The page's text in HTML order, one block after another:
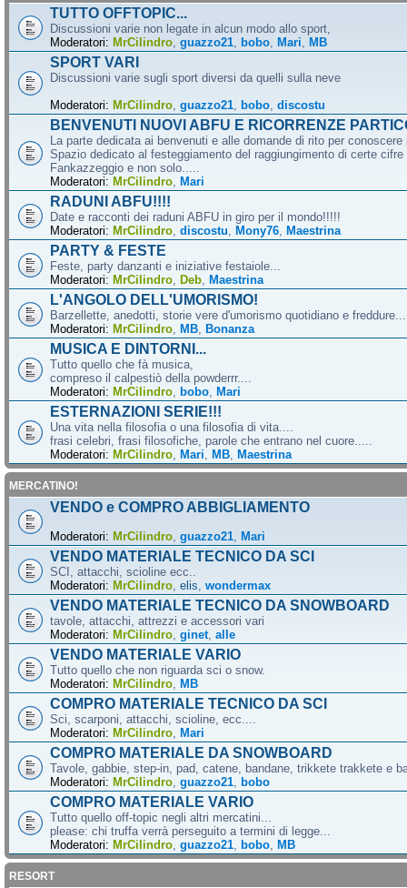
TUTTO OFFTOPIC...
Discussioni varie non legate in alcun modo allo sport,
Moderatori: MrCilindro guazzo21 bobo Mari MB
SPORT VARI
Discussioni varie sugli sport diversi da quelli sulla neve
Moderatori: MrCilindro guazzo21 bobo discostu
BENVENUTI NUOVI ABFU E RICORRENZE
La parte dedicata ai benvenuti e alle domande di rito per
Spazio dedicato al festeggiamento del raggiungimento di certe cifre
Fankazzeggio e non solo.....
Moderatori: MrCilindro Mari
RADUNI ABFU!!!!
Date e racconti dei raduni ABFU in giro per il mondo!!!!!
Moderatori: MrCilindro discostu Mony76 Maestrina
PARTY & FESTE
Feste, party danzanti e iniziative festaiole...
Moderatori: MrCilindro Deb Maestrina
L'ANGOLO DELL'UMORISMO!
Barzellette, anedotti, storie vere d'umorismo quotidiano e
Moderatori: MrCilindro MB Bonanza
MUSICA E DINTORNI...
Tutto quello che fà musica,
compreso il calpestiò della powderrr....
Moderatori: MrCilindro bobo Mari
ESTERNAZIONI SERIE!!!
Una vita nella filosofia o una filosofia di vita....
frasi celebri, frasi filosofiche, parole che entrano nel cuore.....
Moderatori: MrCilindro Mari MB Maestrina
MERCATINO!
VENDO e COMPRO ABBIGLIAMENTO
Moderatori: MrCilindro guazzo21 Mari
VENDO MATERIALE TECNICO DA SCI
SCI, attacchi, scioline ecc..
Moderatori: MrCilindro elis wondermax
VENDO MATERIALE TECNICO DA SNOWBOARD
tavole, attacchi, attrezzi e accessori vari
Moderatori: MrCilindro ginet alle
VENDO MATERIALE VARIO
Tutto quello che non riguarda sci o snow.
Moderatori: MrCilindro MB
COMPRO MATERIALE TECNICO DA SCI
Sci, scarponi, attacchi, scioline, ecc....
Moderatori: MrCilindro Mari
COMPRO MATERIALE DA SNOWBOARD
Tavole, gabbie, step-in, pad, catene, bandane, trikkete trakkete e
Moderatori: MrCilindro guazzo21 bobo
COMPRO MATERIALE VARIO
Tutto quello off-topic negli altri mercatini...
please: chi truffa verrà perseguito a termini di legge...
Moderatori: MrCilindro guazzo21 bobo MB
RESORT